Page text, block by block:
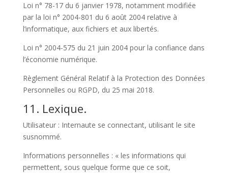
Loi n° 78-17 du 6 janvier 1978, notamment modifiée
par la loi n° 2004-801 du 6 août 2004 relative à
l’informatique, aux fichiers et aux libertés.
Loi n° 2004-575 du 21 juin 2004 pour la confiance dans
l’économie numérique.
Règlement Général Relatif à la Protection des Données
Personnelles ou RGPD, du 25 mai 2018.
11. Lexique.
Utilisateur : Internaute se connectant, utilisant le site
susnommé.
Informations personnelles : « les informations qui
permettent, sous quelque forme que ce soit,